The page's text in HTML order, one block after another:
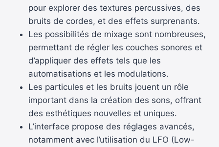
pour explorer des textures percussives, des
bruits de cordes, et des effets surprenants.
Les possibilités de mixage sont nombreuses,
permettant de régler les couches sonores et
d’appliquer des effets tels que les
automatisations et les modulations.
Les particules et les bruits jouent un rôle
important dans la création des sons, offrant
des esthétiques nouvelles et uniques.
L’interface propose des réglages avancés,
notamment avec l’utilisation du LFO (Low-